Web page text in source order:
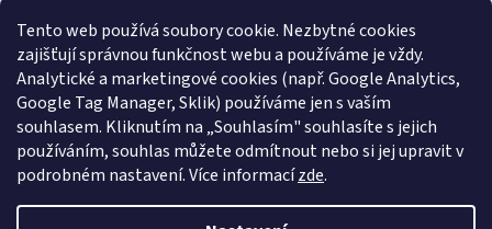
Tento web používá soubory cookie. Nezbytné cookies
zajišťují správnou funkčnost webu a používáme je vždy.
Analytické a marketingové cookies (např. Google Analytics,
Google Tag Manager, Sklik) používáme jen s vaším
souhlasem. Kliknutím na „Souhlasím" souhlasíte s jejich
používáním, souhlas můžete odmítnout nebo si jej upravit v
podrobném nastavení. Více informacízde.
Atlas Copco Schneider Airsystems ATMOS BEKO Technologies
METAL WORK Pneumatic Inaircom
Atlas Copco